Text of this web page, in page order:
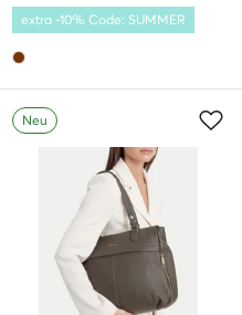
extra -10% Code: SUMMER
Neu